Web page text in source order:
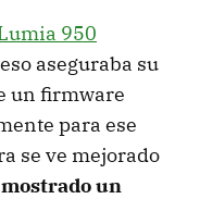
950
aseguraba su
un firmware
para ese
se ve mejorado
un